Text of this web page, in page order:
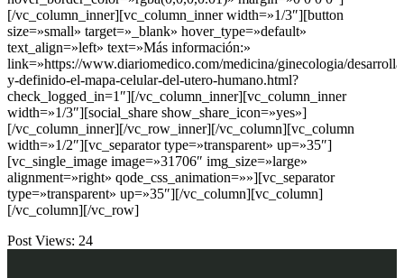
[/vc_column_inner][vc_column_inner width=»1/3″][button
size=»small» target=»_blank» hover_type=»default»
text_align=»left» text=»Más información:»
link=»https://www.diariomedico.com/medicina/ginecologia/
y-definido-el-mapa-celular-del-utero-humano.html?
check_logged_in=1″][/vc_column_inner][vc_column_inner
width=»1/3″][social_share show_share_icon=»yes»]
[/vc_column_inner][/vc_row_inner][/vc_column][vc_column
width=»1/2″][vc_separator type=»transparent» up=»35″]
[vc_single_image image=»31706″ img_size=»large»
alignment=»right» qode_css_animation=»»][vc_separator
type=»transparent» up=»35″][/vc_column][vc_column]
[/vc_column][/vc_row]
Post Views: 24